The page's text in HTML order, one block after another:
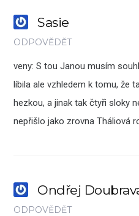
Sasie
ODPOVĚDĚT
veny: S tou Janou musím
líbila ale vzhledem k tomu, že
hezkou, a jinak tak čtyři sloky
nepřišlo jako zrovna Tháliová
Ondřej
ODPOVĚDĚT